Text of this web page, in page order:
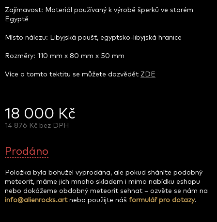
18 000 Kč
14 876 Kč bez DPH
cena:
Prodáno
Položka byla bohužel vyprodána, ale pokud sháníte podobný
meteorit, máme jich mnoho skladem i mimo nabídku eshopu
nebo dokážeme obdobný meteorit sehnat – ozvěte se nám na
info@alienrocks.artnebo použijte náš formulář pro dotazy.
Zajímavost: Materiál používaný k výrobě šperků ve starém
Egyptě
Místo nálezu: Libyjská poušť, egyptsko-libyjská hranice
Rozměry: 110 mm x 80 mm x 50 mm
Více o tomto tektitu se můžete dozvědět ZDE